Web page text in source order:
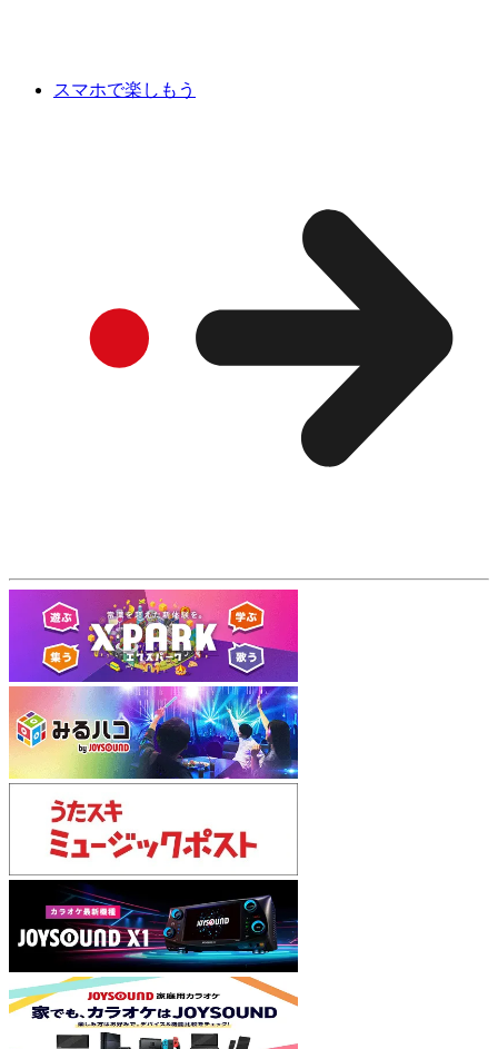
スマホで楽しもう